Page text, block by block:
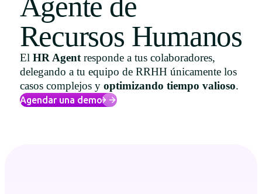
Uruguay
USA
Español
Recursos Humanos
El HR Agentresponde a tus colaboradores,
delegando a tu equipo de RRHH únicamente los
casos complejos y optimizando tiempo valioso.
Agendar una demo